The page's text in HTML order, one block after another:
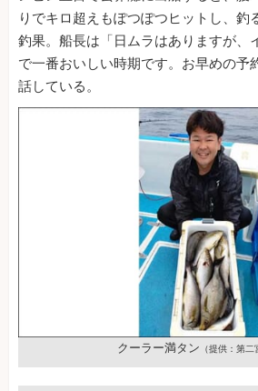
りでキロ超えもぽつぽつヒットし、釣
釣果。船長は「日ムラはありますが、
で一番おいしい時期です。お早めの予
話している。
クーラー満タン （提供：第二